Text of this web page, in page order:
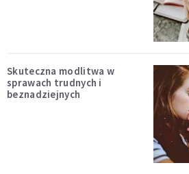
Skuteczna modlitwa w
sprawach trudnych i
beznadziejnych